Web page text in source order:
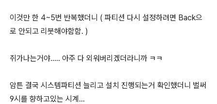
이것만 한 4~5번 반복했더니 ( 파티션 다시 설정하려면 Back으
로 안되고 리붓해야함함. )
쥐가나는거야..... 아주 다 외워버리겠더라니까 ㅋㅋ
암튼 결국 시스템파티션 늘리고 설치 진행되는거 확인했더니 벌써
9시를 향하고있는 시계...